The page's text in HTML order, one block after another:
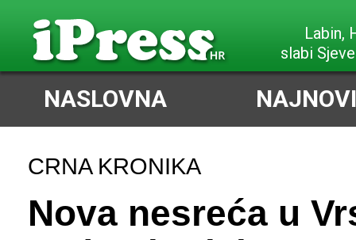
Labin,
slabi
NASLOVNA
CRNA KRONIKA
Nova nesreća u